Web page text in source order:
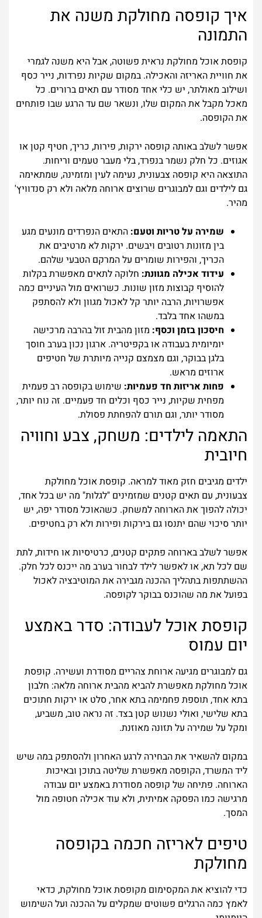
איך קופסה מחולקת משנה את
התמונה
קופסת אוכל מחולקת נראית פשוטה, אבל היא משנה לגמרי
את חוויית האריזה והאכילה. במקום שקיות נפרדות, נייר כסף
ושילוב מאולתר, יש כלי אחד מסודר עם תאים ברורים. כל
מאכל מקבל את המקום שלו, ונשאר שם עד הרגע שבו פותחים
את הקופסה.
אפשר לשלב באותה קופסה ירקות, פירות, כריך, חטיף קטן או
אגוזים. כל חלק נשמר בנפרד, בלי מעבר טעמים וריחות.
התוצאה היא קופסה צבעונית, נעימה לעין ומזמינה, שמתאימה
גם לילדים וגם למבוגרים שרוצים ארוחה מלאה ולא רק סנדוויץ'
מהיר.
שמירה על טריות וטעם: התאים הנפרדים מונעים מגע
בין מזונות רטובים ויבשים. ירקות לא מרטיבים את
הכריך, והפירות שומרים על המרקם הטבעי שלהם.
עידוד אכילה מגוונת: חלוקה לתאים מאפשרת בקלות
להוסיף קבוצות מזון שונות. כשרואים מול העיניים כמה
אפשרויות, הרבה יותר קל לאכול מגוון ולא להסתפק
במשהו אחד בלבד.
חיסכון בזמן וכסף: מזון מהבית זול בהרבה מרכישה
יומיומית בעבודה או בקפיטריה. ארגון נכון בערב חוסך
בלגן בבוקר, וגם מצמצם קנייה מיותרת של חטיפים
ארוזים מראש.
פחות אריזות חד פעמיות: שימוש בקופסה רב פעמית
מפחית שקיות, נייר כסף וכלים חד פעמיים. זה נוח יותר,
מסודר יותר, וגם תורם להפחתת פסולת.
התאמה לילדים: משחק, צבע וחוויה
חיובית
ילדים מגיבים חזק מאוד למראה. קופסת אוכל מחולקת
צבעונית, עם תאים קטנים שמזמינים "לגלות" מה יש בכל אחד,
יכולה להפוך את הארוחה למשחק. כשהאוכל מסודר יפה, יש
יותר סיכוי שהם יתנסו גם בירקות ופירות ולא רק בחטיפים.
אפשר לשלב בארוחה פתקים קטנים, כרטיסיות או חידות, לתת
שם לכל תא, או לאפשר לילד לבחור בערב מה ייכנס לכל חלק.
ההשתתפות בתהליך ההכנה מגבירה את המוטיבציה לאכול
בפועל את מה שהוכנס בבוקר לקופסה.
קופסת אוכל לעבודה: סדר באמצע
יום עמוס
גם למבוגרים מגיעה ארוחת צהריים מסודרת ועשירה. קופסת
אוכל מחולקת מאפשרת להביא מהבית ארוחה מלאה: חלבון
בתא אחד, תוספת פחמימה בתא אחר, סלט או ירקות חתוכים
בתא שלישי, ואולי נשנוש קטן בצד. זה נראה טוב, משביע,
ומקל על שמירה על תזונה מאוזנת.
במקום להשאיר את הבחירה לרגע האחרון ולהסתפק במה שיש
ליד המשרד, הקופסה מאפשרת שליטה בתוכן ובאיכות
הארוחה. פתיחה של קופסה מסודרת באמצע יום עבודה
מרגישה כמו הפסקה אמיתית, ולא עוד אכילה חטופה מול
המסך.
טיפים לאריזה חכמה בקופסה
מחולקת
כדי להוציא את המקסימום מקופסת אוכל מחולקת, כדאי
לאמץ כמה הרגלים פשוטים שמקלים על ההכנה ועל השימוש